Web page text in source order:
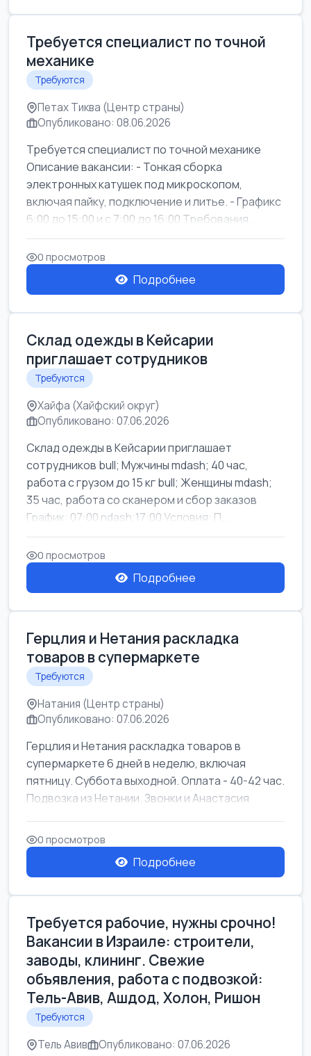
Требуется специалист по точной
механике
Требуются
Петах Тиква (Центр страны)
Опубликовано: 08.06.2026
Требуется специалист по точной механике
Описание вакансии: - Тонкая сборка
электронных катушек под микроскопом,
включая пайку, подключение и литье. - Графикс
6:00 до 15:00 и с 7:00 до 16:00 Требования...
0 просмотров
Подробнее
Склад одежды в Кейсарии
приглашает сотрудников
Требуются
Хайфа (Хайфский округ)
Опубликовано: 07.06.2026
Склад одежды в Кейсарии приглашает
сотрудников bull; Мужчины mdash; 40 час,
работа с грузом до 15 кг bull; Женщины mdash;
35 час, работа со сканером и сбор заказов
График: 07:00 ndash;17:00 Условия: П...
0 просмотров
Подробнее
Герцлия и Нетания раскладка
товаров в супермаркете
Требуются
Натания (Центр страны)
Опубликовано: 07.06.2026
Герцлия и Нетания раскладка товаров в
супермаркете 6 дней в неделю, включая
пятницу. Суббота выходной. Оплата - 40-42 час.
Подвозка из Нетании. Звонки и Анастасия
0 просмотров
Подробнее
Требуется рабочие, нужны срочно!
Вакансии в Израиле: строители,
заводы, клининг. Свежие
объявления, работа с подвозкой:
Тель-Авив, Ашдод, Холон, Ришон
Требуются
Тель Авив Опубликовано: 07.06.2026